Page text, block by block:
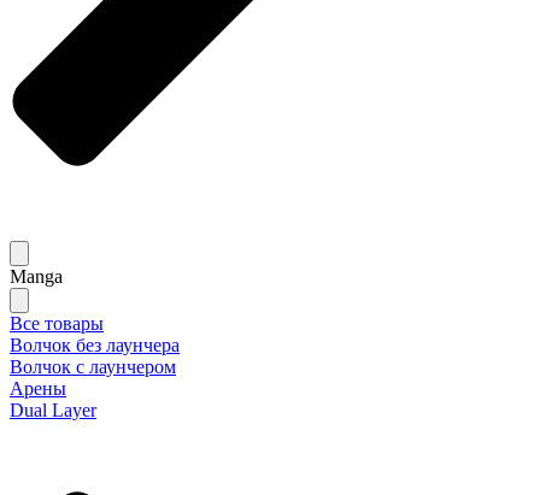
Manga
Все товары
Волчок без лаунчера
Волчок с лаунчером
Арены
Dual Layer